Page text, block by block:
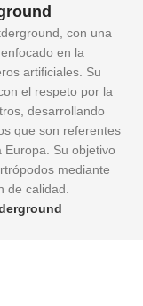
con una
en la
artificiales. Su
el respeto por la
desarrollando
que son referentes
Su objetivo
mediante
de calidad.